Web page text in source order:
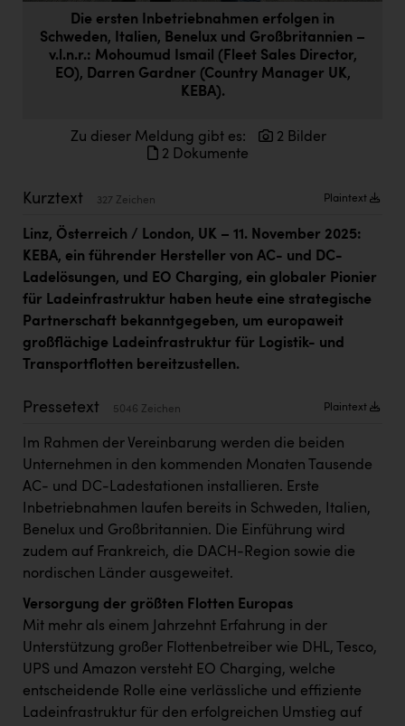
Doppler Gruppe
ERLUS AG
everfield
Immotech
INTERSPAR
INTERSPORT Austria
Jesolo
Kärcher
Karin Liedl
KEBA
KIWI Kinderwunsch Institut Dr. Loimer
KLIPP Frisör
Kremsmüller Anlagenbau GmbH
Maximarkt
Oldtimer Raststationen und Motorhotels
Österreichischer Kachelofenverband
Die ersten Inbetriebnahmen erfolgen in
Schweden, Italien, Benelux und Großbritannien –
v.l.n.r.: Mohoumud Ismail (Fleet Sales Director,
EO), Darren Gardner (Country Manager UK,
KEBA).
Zu dieser Meldung gibt es:
2 Bilder
2 Dokumente
Kurztext 327 Zeichen Plaintext
Linz, Österreich / London, UK – 11. November 2025:
KEBA, ein führender Hersteller von AC- und DC-
Ladelösungen, und EO Charging, ein globaler Pionier
für Ladeinfrastruktur haben heute eine strategische
Partnerschaft bekanntgegeben, um europaweit
großflächige Ladeinfrastruktur für Logistik- und
Transportflotten bereitzustellen.
Pressetext 5046 Zeichen Plaintext
Im Rahmen der Vereinbarung werden die beiden
Unternehmen in den kommenden Monaten Tausende
AC- und DC-Ladestationen installieren. Erste
Inbetriebnahmen laufen bereits in Schweden, Italien,
Benelux und Großbritannien. Die Einführung wird
zudem auf Frankreich, die DACH-Region sowie die
nordischen Länder ausgeweitet.
Versorgung der größten Flotten Europas
Mit mehr als einem Jahrzehnt Erfahrung in der
Unterstützung großer Flottenbetreiber wie DHL, Tesco,
UPS und Amazon versteht EO Charging, welche
entscheidende Rolle eine verlässliche und effiziente
Ladeinfrastruktur für den erfolgreichen Umstieg auf